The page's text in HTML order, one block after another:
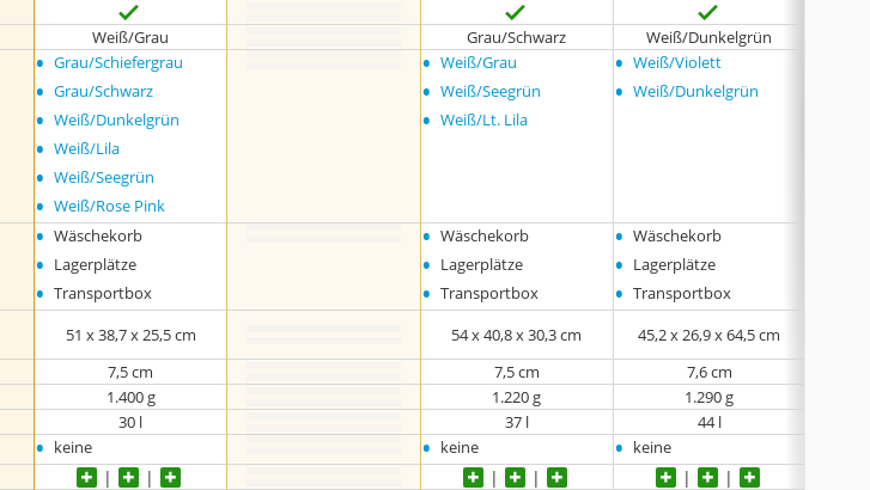
Weiß/Grau Grau/Schwarz Weiß/Dunkelgrün
• Grau/Schiefergrau
• Grau/Schwarz
• Weiß/Dunkelgrün
• Weiß/Lila
• Weiß/Seegrün
• Weiß/Rose Pink
• Weiß/Grau
• Weiß/Seegrün
• Weiß/Lt. Lila
• Weiß/Violett
• Weiß/Dunkelgrün
• Wäschekorb
• Lagerplätze
• Transportbox
• Wäschekorb
• Lagerplätze
• Transportbox
• Wäschekorb
• Lagerplätze
• Transportbox
51 x 38,7 x 25,5 cm 54 x 40,8 x 30,3 cm 45,2 x 26,9 x 64,5 cm
7,5 cm 7,5 cm
7,6 cm
1.400 g 1.220 g
1.290 g
30 l 37 l
44 l
• keine • keine • keine